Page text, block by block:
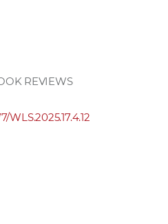
REVIEWS
WLS.2025.17.4.12